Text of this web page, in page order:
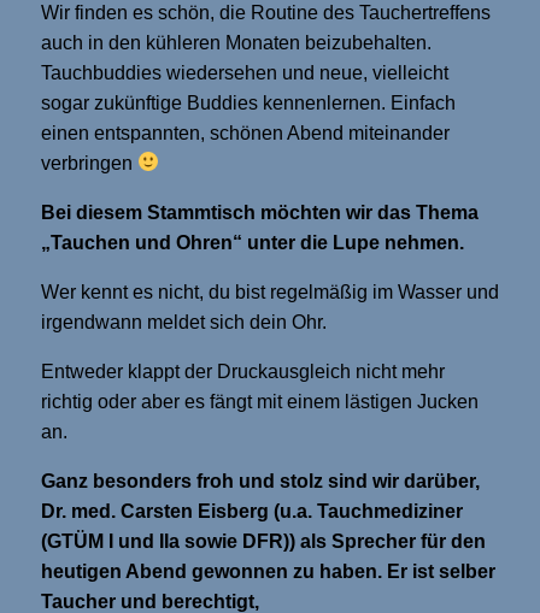
Wir finden es schön, die Routine des Tauchertreffens
auch in den kühleren Monaten beizubehalten.
Tauchbuddies wiedersehen und neue, vielleicht
sogar zukünftige Buddies kennenlernen. Einfach
einen entspannten, schönen Abend miteinander
verbringen
Bei diesem Stammtisch möchten wir das Thema
„Tauchen und Ohren“ unter die Lupe nehmen.
Wer kennt es nicht, du bist regelmäßig im Wasser und
irgendwann meldet sich dein Ohr.
Entweder klappt der Druckausgleich nicht mehr
richtig oder aber es fängt mit einem lästigen Jucken
an.
Ganz besonders froh und stolz sind wir darüber,
Dr. med. Carsten Eisberg (u.a. Tauchmediziner
(GTÜM I und IIa sowie DFR)) als Sprecher für den
heutigen Abend gewonnen zu haben. Er ist selber
Taucher und berechtigt,